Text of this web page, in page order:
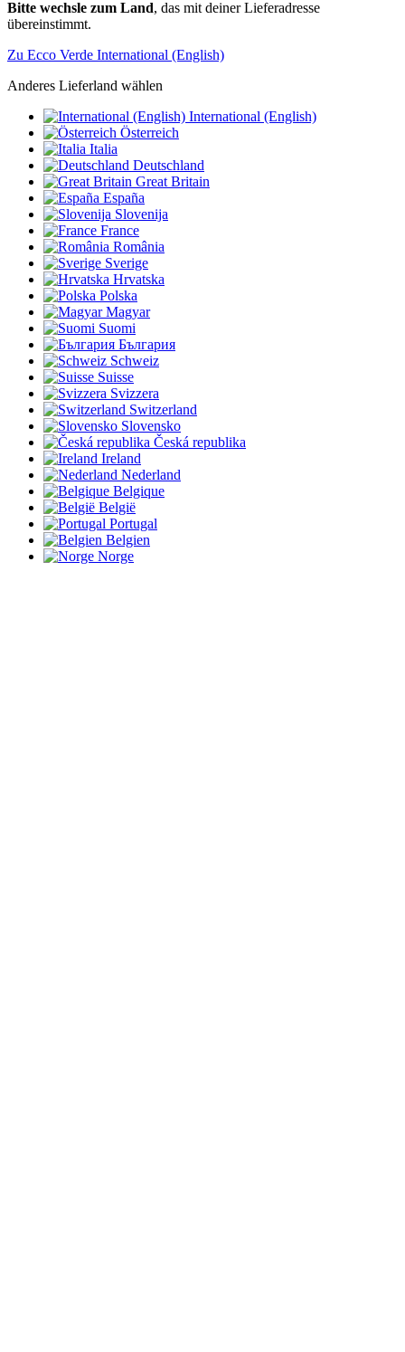
Bitte wechsle zum Land, das mit deiner Lieferadresse
übereinstimmt.
Zu Ecco Verde International (English)
Anderes Lieferland wählen
International (English)
Österreich
Italia
Deutschland
Great Britain
España
Slovenija
France
România
Sverige
Hrvatska
Polska
Magyar
Suomi
България
Schweiz
Suisse
Svizzera
Switzerland
Slovensko
Česká republika
Ireland
Nederland
Belgique
België
Portugal
Belgien
Norge